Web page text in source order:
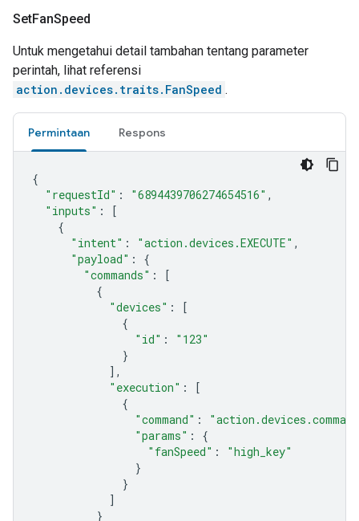
SetFanSpeed
Untuk mengetahui detail tambahan tentang parameter
perintah, lihat referensi
action.devices.traits.FanSpeed .
Permintaan Respons
{
"requestId" : "6894439706274654516" ,
"inputs" :
[
{
"intent" : "action.devices.EXECUTE" ,
"payload" :
{
"commands" :
[
{
"devices" :
[
{
"id" :
"123"
}
],
"execution" :
[
{
"command" :
"params" :
{
"fanSpeed" :
"high_key"
}
}
]
}